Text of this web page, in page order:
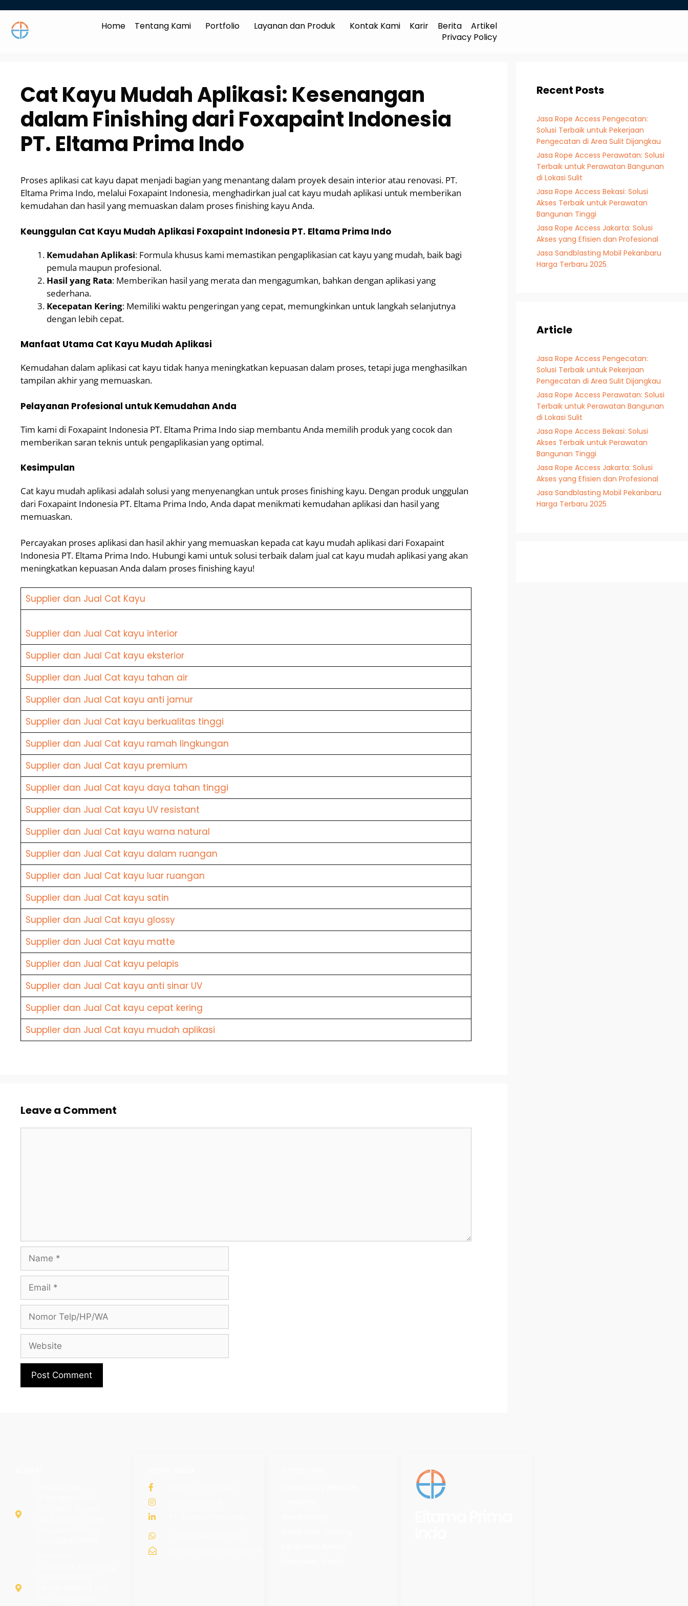
Home Tentang Kami Portfolio Layanan dan Produk Kontak Kami Karir Berita
Artikel
Privacy Policy
Cat Kayu Mudah Aplikasi: Kesenangan
dalam Finishing dari Foxapaint Indonesia
PT. Eltama Prima Indo
Proses aplikasi cat kayu dapat menjadi bagian yang menantang dalam proyek desain interior atau renovasi. PT.
Eltama Prima Indo, melalui Foxapaint Indonesia, menghadirkan jual cat kayu mudah aplikasi untuk memberikan
kemudahan dan hasil yang memuaskan dalam proses finishing kayu Anda.
Keunggulan Cat Kayu Mudah Aplikasi Foxapaint Indonesia PT. Eltama Prima Indo
Kemudahan Aplikasi: Formula khusus kami memastikan pengaplikasian cat kayu yang mudah, baik bagi
pemula maupun profesional.
Hasil yang Rata: Memberikan hasil yang merata dan mengagumkan, bahkan dengan aplikasi yang
sederhana.
Kecepatan Kering: Memiliki waktu pengeringan yang cepat, memungkinkan untuk langkah selanjutnya
dengan lebih cepat.
Manfaat Utama Cat Kayu Mudah Aplikasi
Kemudahan dalam aplikasi cat kayu tidak hanya meningkatkan kepuasan dalam proses, tetapi juga menghasilkan
tampilan akhir yang memuaskan.
Pelayanan Profesional untuk Kemudahan Anda
Tim kami di Foxapaint Indonesia PT. Eltama Prima Indo siap membantu Anda memilih produk yang cocok dan
memberikan saran teknis untuk pengaplikasian yang optimal.
Kesimpulan
Cat kayu mudah aplikasi adalah solusi yang menyenangkan untuk proses finishing kayu. Dengan produk unggulan
dari Foxapaint Indonesia PT. Eltama Prima Indo, Anda dapat menikmati kemudahan aplikasi dan hasil yang
memuaskan.
Percayakan proses aplikasi dan hasil akhir yang memuaskan kepada cat kayu mudah aplikasi dari Foxapaint
Indonesia PT. Eltama Prima Indo. Hubungi kami untuk solusi terbaik dalam jual cat kayu mudah aplikasi yang akan
meningkatkan kepuasan Anda dalam proses finishing kayu!
Supplier dan Jual Cat Kayu
Supplier dan Jual Cat kayu interior
Supplier dan Jual Cat kayu eksterior
Supplier dan Jual Cat kayu tahan air
Supplier dan Jual Cat kayu anti jamur
Supplier dan Jual Cat kayu berkualitas tinggi
Supplier dan Jual Cat kayu ramah lingkungan
Supplier dan Jual Cat kayu premium
Supplier dan Jual Cat kayu daya tahan tinggi
Supplier dan Jual Cat kayu UV resistant
Supplier dan Jual Cat kayu warna natural
Supplier dan Jual Cat kayu dalam ruangan
Supplier dan Jual Cat kayu luar ruangan
Supplier dan Jual Cat kayu satin
Supplier dan Jual Cat kayu glossy
Supplier dan Jual Cat kayu matte
Supplier dan Jual Cat kayu pelapis
Supplier dan Jual Cat kayu anti sinar UV
Supplier dan Jual Cat kayu cepat kering
Supplier dan Jual Cat kayu mudah aplikasi
Leave a Comment
Recent Posts
Jasa Rope Access Pengecatan:
Solusi Terbaik untuk Pekerjaan
Pengecatan di Area Sulit Dijangkau
Jasa Rope Access Perawatan: Solusi
Terbaik untuk Perawatan Bangunan
di Lokasi Sulit
Jasa Rope Access Bekasi: Solusi
Akses Terbaik untuk Perawatan
Bangunan Tinggi
Jasa Rope Access Jakarta: Solusi
Akses yang Efisien dan Profesional
Jasa Sandblasting Mobil Pekanbaru
Harga Terbaru 2025
Article
Jasa Rope Access Pengecatan:
Solusi Terbaik untuk Pekerjaan
Pengecatan di Area Sulit Dijangkau
Jasa Rope Access Perawatan: Solusi
Terbaik untuk Perawatan Bangunan
di Lokasi Sulit
Jasa Rope Access Bekasi: Solusi
Akses Terbaik untuk Perawatan
Bangunan Tinggi
Jasa Rope Access Jakarta: Solusi
Akses yang Efisien dan Profesional
Jasa Sandblasting Mobil Pekanbaru
Harga Terbaru 2025